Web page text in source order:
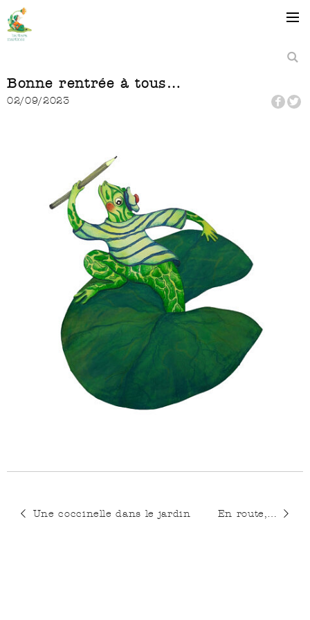
Bonne rentrée à tous…
02/09/2023
Une coccinelle dans le jardin En route,…